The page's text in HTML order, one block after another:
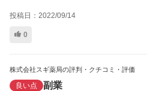
投稿日： 2022/09/14
0
株式会社スギ薬局の評判・クチコミ・評価
良い点 副業